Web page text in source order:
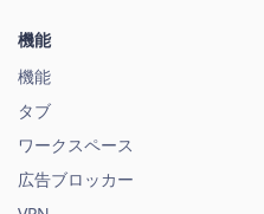
機能
機能
タブ
ワークスペース
広告ブロッカー